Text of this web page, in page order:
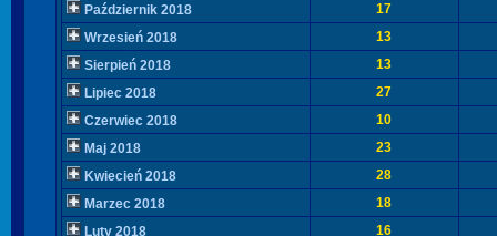
Październik 2018
17
Wrzesień 2018
13
Sierpień 2018
13
Lipiec 2018
27
Czerwiec 2018
10
Maj 2018
23
Kwiecień 2018
28
Marzec 2018
18
Luty 2018
16